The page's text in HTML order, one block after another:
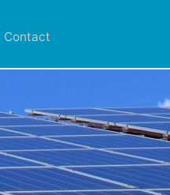
Contact